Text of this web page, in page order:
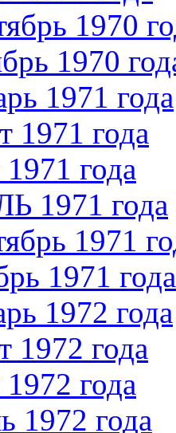
1970
1970
1971 года
года
года
1971 года
1971
1971 года
1972 года
года
года
года